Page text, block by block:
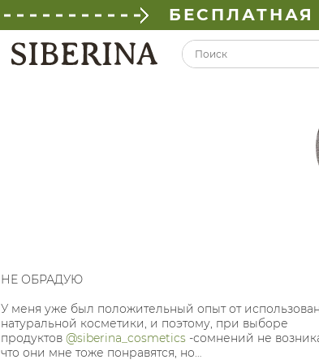
НЕ ОБРАДУЮ
У меня уже был положительный опыт от
натуральной косметики, и поэтому, при выборе
продуктов @siberina_cosmetics-сомнений не
что они мне тоже понравятся, но…